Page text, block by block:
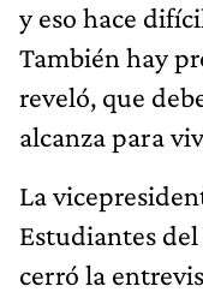
y eso hace
También hay
reveló, que
alcanza para
La
Estudiantes
cerró la